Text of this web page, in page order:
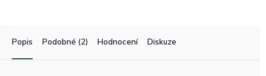
Popis Podobné (2) Hodnocení Diskuze